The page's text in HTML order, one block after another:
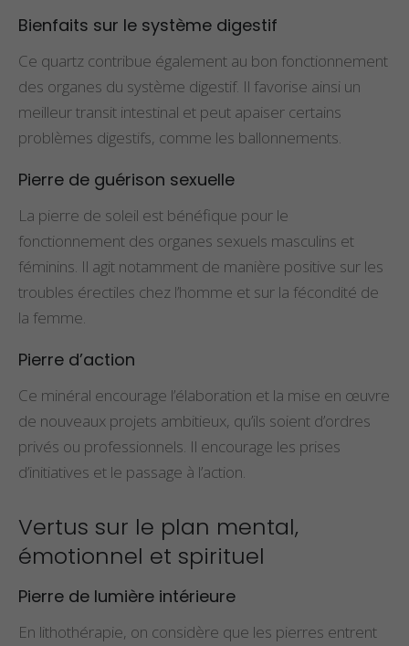
Bienfaits sur le système digestif
Ce quartz contribue également au bon fonctionnement
des organes du système digestif. Il favorise ainsi un
meilleur transit intestinal et peut apaiser certains
problèmes digestifs, comme les ballonnements.
Pierre de guérison sexuelle
La pierre de soleil est bénéfique pour le
fonctionnement des organes sexuels masculins et
féminins. Il agit notamment de manière positive sur les
troubles érectiles chez l’homme et sur la fécondité de
la femme.
Pierre d’action
Ce minéral encourage l’élaboration et la mise en œuvre
de nouveaux projets ambitieux, qu’ils soient d’ordres
privés ou professionnels. Il encourage les prises
d’initiatives et le passage à l’action.
Vertus sur le plan mental,
émotionnel et spirituel
Pierre de lumière intérieure
En lithothérapie, on considère que les pierres entrent